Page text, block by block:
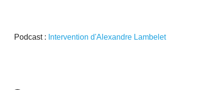
Podcast : Intervention d'Alexandre Lambelet